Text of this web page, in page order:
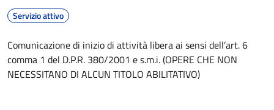
Servizio attivo
Comunicazione di inizio di attività libera ai sensi dell’art. 6
comma 1 del D.P.R. 380/2001 e s.m.i. (OPERE CHE NON
NECESSITANO DI ALCUN TITOLO ABILITATIVO)